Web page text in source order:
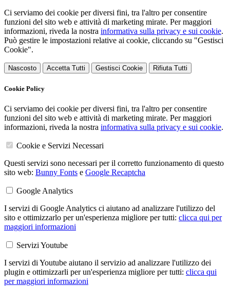
Ci serviamo dei cookie per diversi fini, tra l'altro per consentire
funzioni del sito web e attività di marketing mirate. Per maggiori
informazioni, riveda la nostra informativa sulla privacy e sui cookie.
Può gestire le impostazioni relative ai cookie, cliccando su "Gestisci
Cookie".
Nascosto Accetta Tutti Gestisci Cookie Rifiuta Tutti
Cookie Policy
Ci serviamo dei cookie per diversi fini, tra l'altro per consentire
funzioni del sito web e attività di marketing mirate. Per maggiori
informazioni, riveda la nostra informativa sulla privacy e sui cookie.
Cookie e Servizi Necessari
Questi servizi sono necessari per il corretto funzionamento di questo
sito web: Bunny Fonts e Google Recaptcha
Google Analytics
I servizi di Google Analytics ci aiutano ad analizzare l'utilizzo del
sito e ottimizzarlo per un'esperienza migliore per tutti: clicca qui per
maggiori informazioni
Servizi Youtube
I servizi di Youtube aiutano il servizio ad analizzare l'utilizzo dei
plugin e ottimizzarli per un'esperienza migliore per tutti: clicca qui
per maggiori informazioni